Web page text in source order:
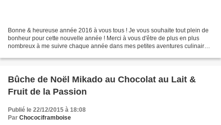
Bonne & heureuse année 2016 à vous tous ! Je vous souhaite tout plein de
bonheur pour cette nouvelle année ! Merci à vous d'être de plus en plus
nombreux à me suivre chaque année dans mes petites aventures culinaires
Bûche de Noël Mikado au Chocolat au Lait &
Fruit de la Passion
Publié le 22/12/2015 à 18:08
Par Chocociframboise